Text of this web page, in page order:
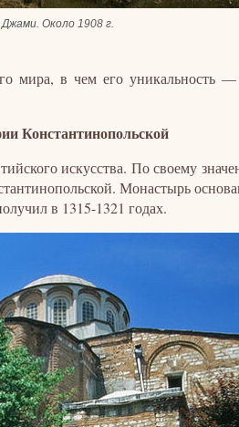
Около 1908 г.
мира, в чем его уникальность —
Константинопольской
искусства. По своему
Монастырь
в 1315-1321 годах.